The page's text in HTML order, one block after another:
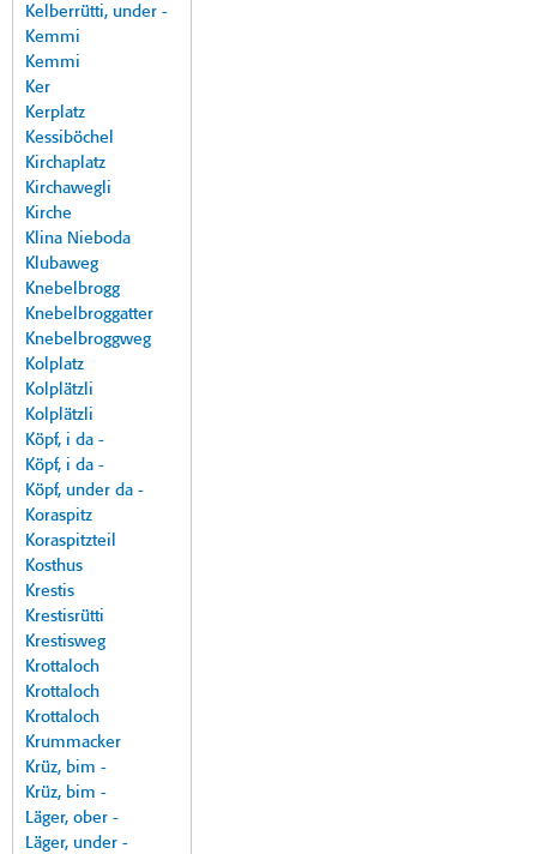
Kelberrütti, under -
Kemmi
Kemmi
Ker
Kerplatz
Kessiböchel
Kirchaplatz
Kirchawegli
Kirche
Klina Nieboda
Klubaweg
Knebelbrogg
Knebelbroggatter
Knebelbroggweg
Kolplatz
Kolplätzli
Kolplätzli
Köpf, i da -
Köpf, i da -
Köpf, under da -
Koraspitz
Koraspitzteil
Kosthus
Krestis
Krestisrütti
Krestisweg
Krottaloch
Krottaloch
Krottaloch
Krummacker
Krüz, bim -
Krüz, bim -
Läger, ober -
Läger, under -